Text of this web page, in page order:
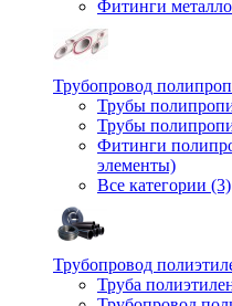
Фитинги
Трубопровод
Трубы
Трубы
Фитинги
элементы)
Все категории (3)
Трубопровод
Труба